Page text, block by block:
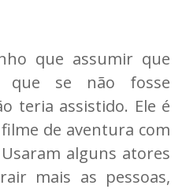
que assumir que
se não fosse
teria assistido. Ele é
de aventura com
alguns atores
mais as pessoas,